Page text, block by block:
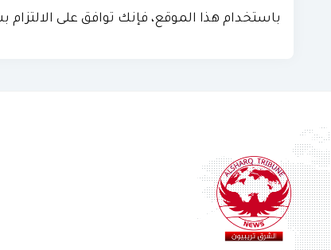
باستخدام هذا الموقع، فإنك توافق على